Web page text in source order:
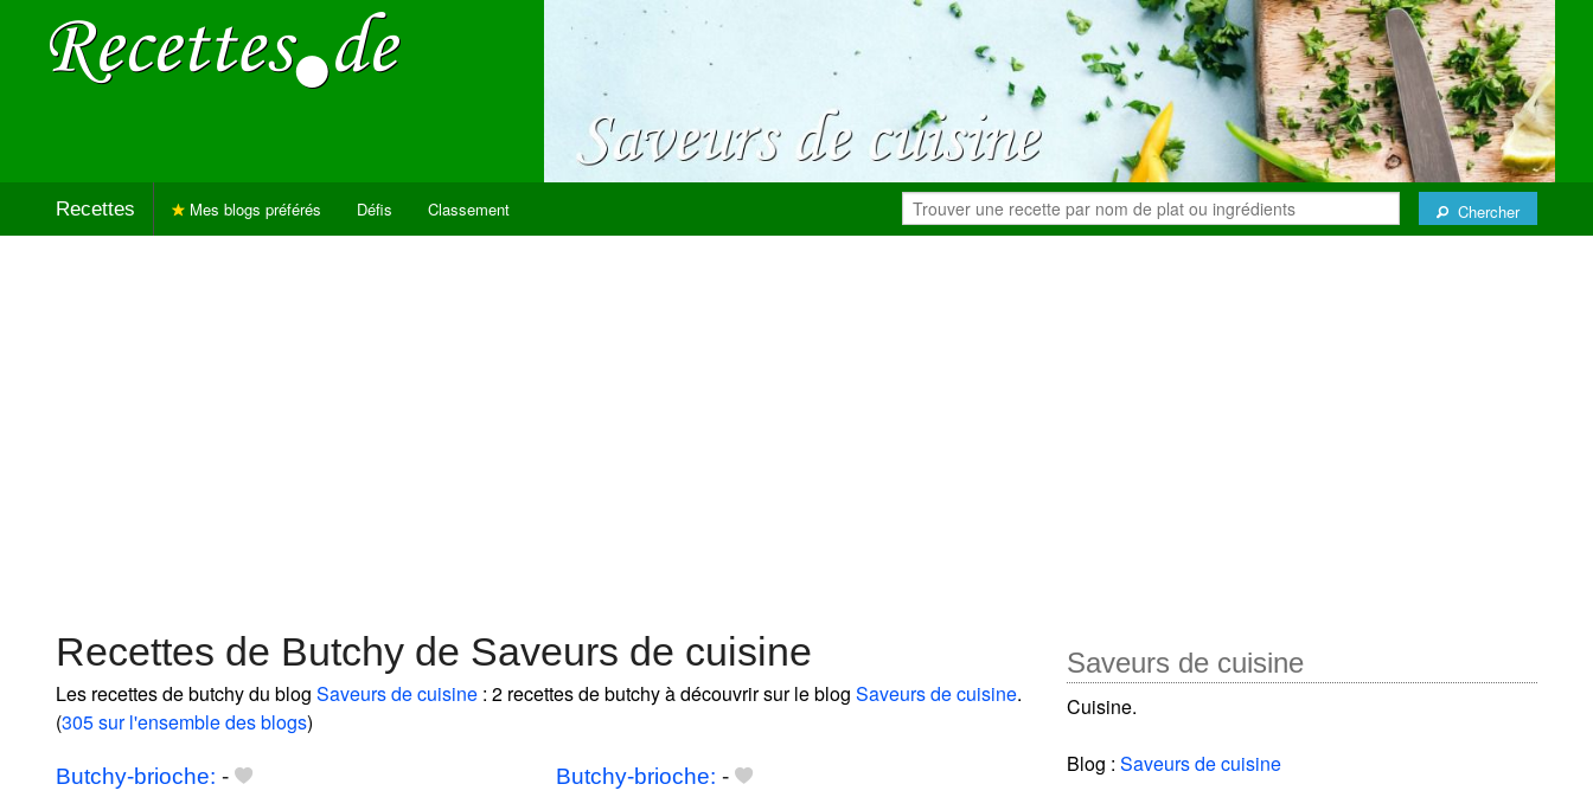
Recettes Chercher
Mes blogs préférés Défis Classement
Recettes de Butchy de Saveurs de cuisine
Les recettes de butchy du blog Saveurs de cuisine : 2 recettes de butchy à découvrir sur le blog Saveurs de cuisine.
(305 sur l'ensemble des blogs)
Butchy-brioche: -
Butchy-brioche: -
Saveurs de cuisine
Cuisine.
Blog :Saveurs de cuisine